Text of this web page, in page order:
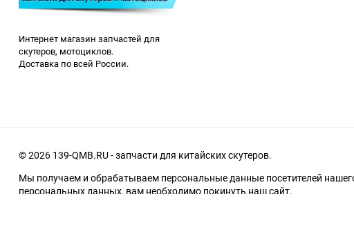
Интернет магазин запчастей для
скутеров, мотоциклов.
Доставка по всей России.
© 2026 139-QMB.RU - запчасти для китайских скутеров.
Мы получаем и обрабатываем персональные данные посетителей
персональных данных, вам необходимо покинуть наш сайт.